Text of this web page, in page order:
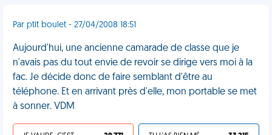
Par ptit boulet - 27/04/2008 18:51
Aujourd'hui, une ancienne camarade de classe que je
n'avais pas du tout envie de revoir se dirige vers moi à la
fac. Je décide donc de faire semblant d'être au
téléphone. Et en arrivant près d'elle, mon portable se met
à sonner. VDM